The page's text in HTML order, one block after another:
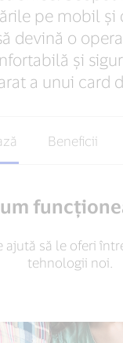
pe mobil și
devină o
și
a unui card
Beneficii
ajută să le oferi
tehnologii noi.